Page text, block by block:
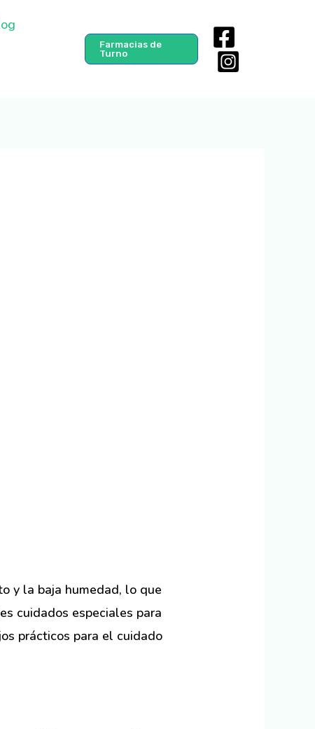
Farmacias de
Turno
y la baja humedad, lo que
cuidados especiales para
prácticos para el cuidado